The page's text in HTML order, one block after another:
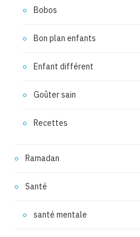
Bobos
Bon plan enfants
Enfant différent
Goûter sain
Recettes
Ramadan
Santé
santé mentale